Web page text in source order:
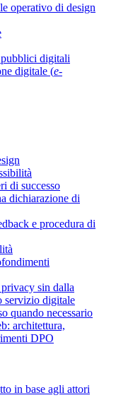
operativo di design
digitali
digitale (e-
di successo
dichiarazione di
e procedura di
sin dalla
servizio digitale
quando necessario
architettura,
DPO
in base agli attori